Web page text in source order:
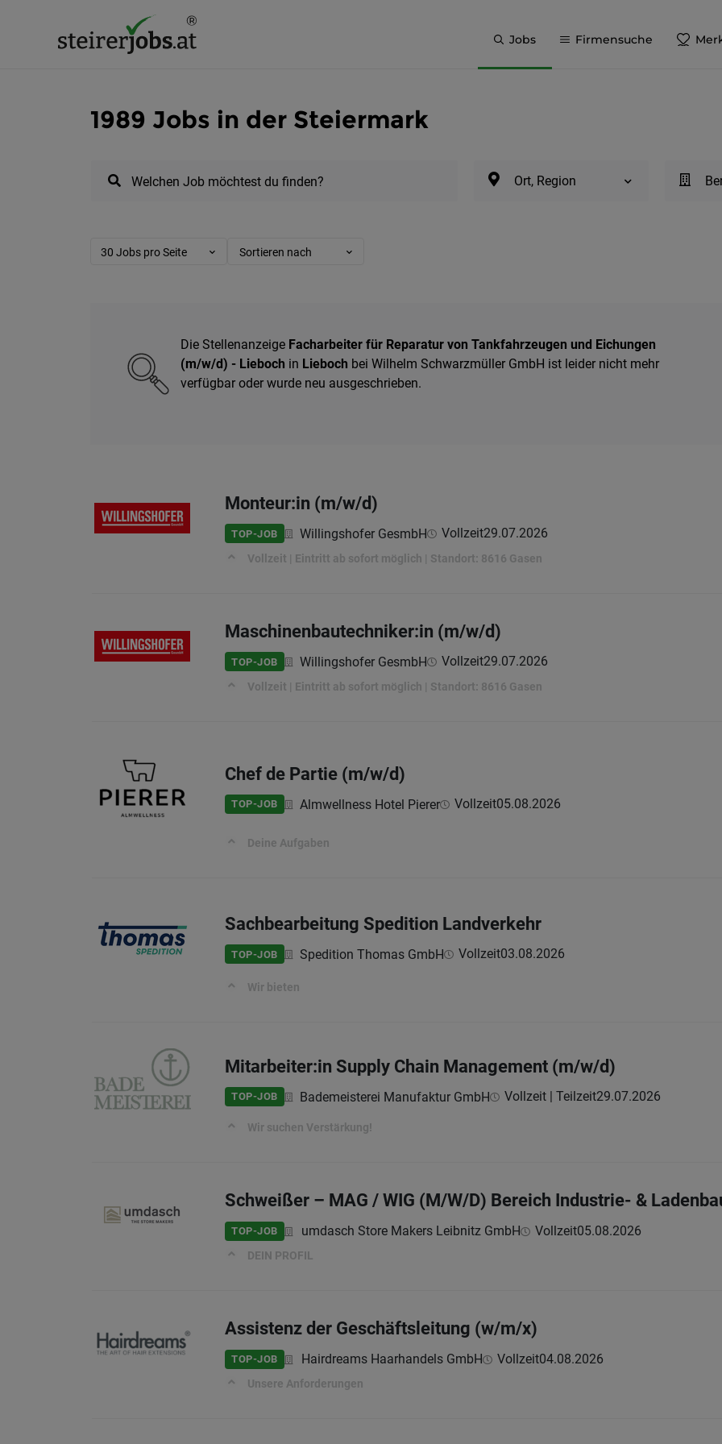
Jobs Firmensuche
1989 Jobs in der Steiermark
Welchen Job möchtest du finden? Ort, Region
30 Jobs pro Seite Sortieren nach
Die Stellenanzeige Facharbeiter für Reparatur von Tankfahrzeugen und Eichungen
(m/w/d) - Lieboch in Lieboch bei Wilhelm Schwarzmüller GmbH ist leider nicht mehr
verfügbar oder wurde neu ausgeschrieben.
Monteur:in (m/w/d)
TOP-JOB Willingshofer GesmbH Vollzeit29.07.2026
Vollzeit | Eintritt ab sofort möglich | Standort: 8616 Gasen
Maschinenbautechniker:in (m/w/d)
TOP-JOB Willingshofer GesmbH Vollzeit29.07.2026
Vollzeit | Eintritt ab sofort möglich | Standort: 8616 Gasen
Chef de Partie (m/w/d)
TOP-JOB Almwellness Hotel Pierer Vollzeit05.08.2026
Deine Aufgaben
Sachbearbeitung Spedition Landverkehr
TOP-JOB Spedition Thomas GmbH Vollzeit03.08.2026
Wir bieten
Mitarbeiter:in Supply Chain Management (m/w/d)
TOP-JOB Bademeisterei Manufaktur GmbH Vollzeit | Teilzeit29.07.2026
Wir suchen Verstärkung!
Schweißer – MAG / WIG (M/W/D) Bereich Industrie- &
TOP-JOB umdasch Store Makers Leibnitz GmbH Vollzeit05.08.2026
DEIN PROFIL
Assistenz der Geschäftsleitung (w/m/x)
TOP-JOB Hairdreams Haarhandels GmbH Vollzeit04.08.2026
Unsere Anforderungen